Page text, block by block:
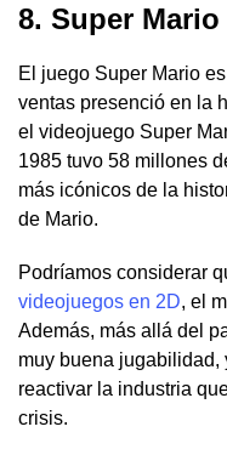
8. Super
El juego Super Mario
ventas presenció en la
el videojuego Super
1985 tuvo 58 millones
más icónicos de la
de Mario.
Podríamos considerar
videojuegos en 2D, el
Además, más allá del
muy buena jugabilidad,
reactivar la industria
crisis.